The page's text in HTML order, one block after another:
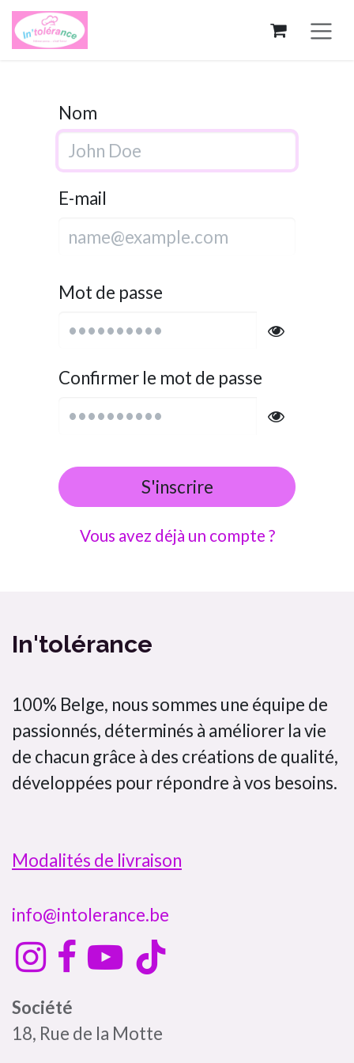
Se rendre au contenu
Nom
E-mail
Mot de passe
Confirmer le mot de passe
S'inscrire
Vous avez déjà un compte ?
In'tolérance
100% Belge, nous sommes une équipe de
passionnés, déterminés à améliorer la vie
de chacun grâce à des créations de qualité,
développées pour répondre à vos besoins.
Modalités de livraison
info@intolerance.be
Société
18, Rue de la Motte